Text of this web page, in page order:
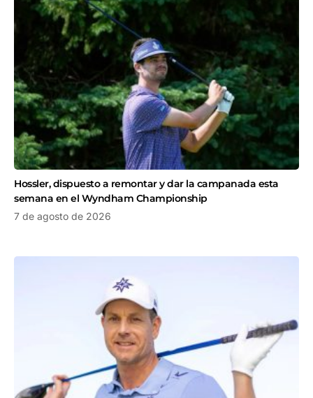
Hossler, dispuesto a remontar y dar la campanada esta
semana en el Wyndham Championship
7 de agosto de 2026